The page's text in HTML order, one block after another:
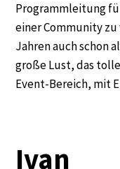
Programmleitung
einer Community
Jahren auch schon
große Lust, das
Event-Bereich, mit
Ivan